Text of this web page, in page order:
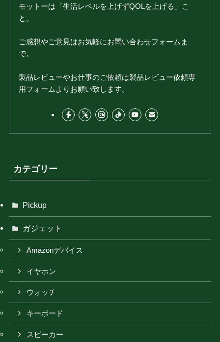
モットーは「生活レベルを上げずQOLを上げる」こ
と。
ご感想やご意見はお気軽にお問い合わせフォームま
で。
製品レビューやお仕事のご依頼は製品レビュー依頼専
用フォームよりお願い致します。
カテゴリー
Pickup
ガジェット
Amazonデバイス
イヤホン
ウォッチ
キーボード
スピーカー